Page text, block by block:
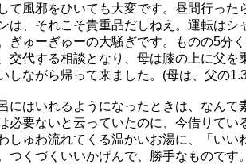
て風邪をひいても大変です。昼間行っ
は、それこそ貴重品だしねえ。運転は
ぎゅーぎゅーの大騒ぎです。ものの5分
交代する相談となり、母は膝の上に父
しながら帰って来ました。(母は、父の
にはいれるようになったときは、なん
必要ないと云っていたのに、今借りて
しゅわ流れてくる温かいお湯に、「いい
つくづくいいかげんで、勝手なものです。